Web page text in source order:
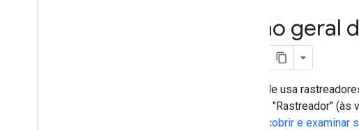
Visão
O Google usa
usuário. "Rastreador"
descobrir e examinar